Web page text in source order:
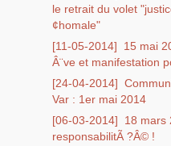
le retrait du volet
¢homale"
[11-05-2014]
15 mai
Â¨ve et manifestation
[24-04-2014]
Var : 1er mai 2014
[06-03-2014]
18 mars
responsabilitÃ ?Â© !